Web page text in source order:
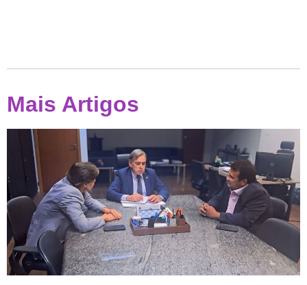
Mais Artigos